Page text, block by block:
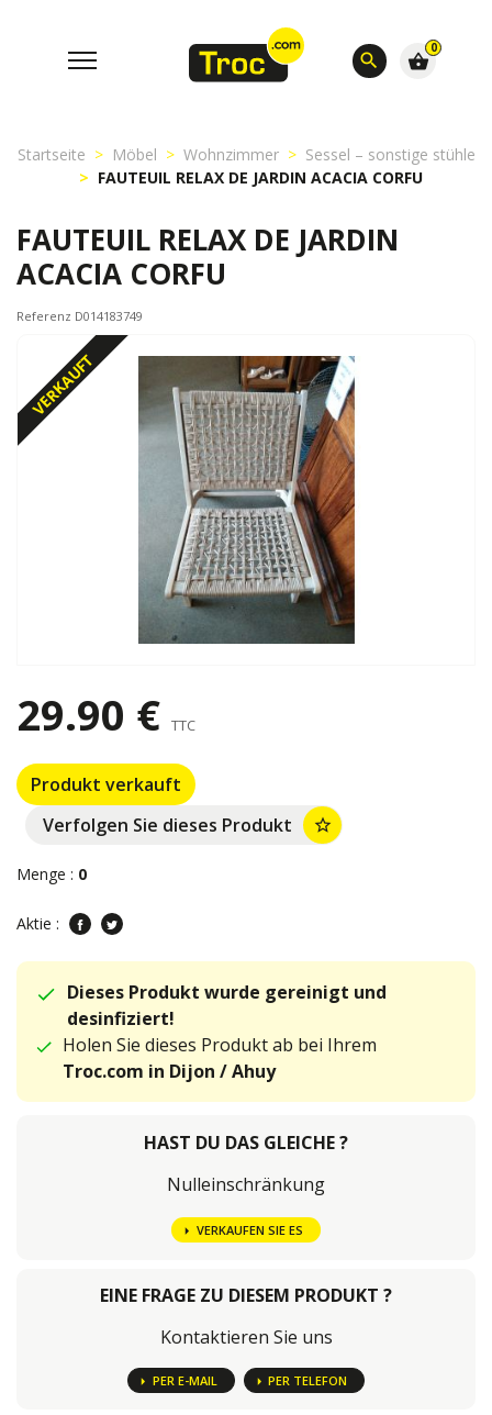
search
0
shopping_basket
Startseite Möbel Wohnzimmer
Sessel – sonstige stühle
FAUTEUIL RELAX DE JARDIN ACACIA CORFU
FAUTEUIL RELAX DE JARDIN
ACACIA CORFU
Referenz D014183749
VERKAUFT
29.90 € TTC
Produkt verkauft
Verfolgen Sie dieses Produkt
star_border
Menge : 0
Aktie :
Dieses Produkt wurde gereinigt und
desinfiziert!
Holen Sie dieses Produkt ab bei Ihrem
Troc.com in Dijon / Ahuy
HAST DU DAS GLEICHE ?
Nulleinschränkung
VERKAUFEN SIE ES
EINE FRAGE ZU DIESEM PRODUKT ?
Kontaktieren Sie uns
PER E-MAIL PER TELEFON